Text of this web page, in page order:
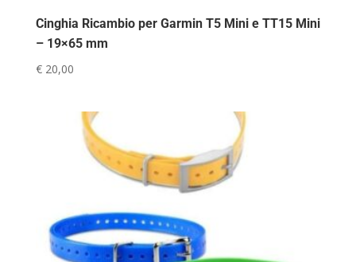
Cinghia Ricambio per Garmin T5 Mini e TT15 Mini
– 19×65 mm
€20,00